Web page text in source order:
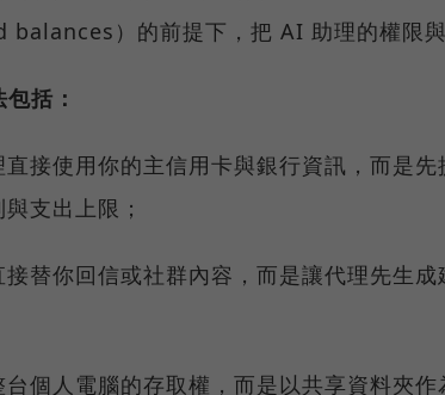
balances）的前提下，把 AI 助理的權限與
括：
接使用你的主信用卡與銀行資訊，而是
支出上限；
替你回信或社群內容，而是讓代理先生
個人電腦的存取權，而是以共享資料夾